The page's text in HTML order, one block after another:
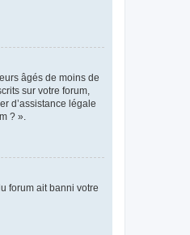
âgés de moins de
sur votre forum,
d’assistance légale
? ».
forum ait banni votre